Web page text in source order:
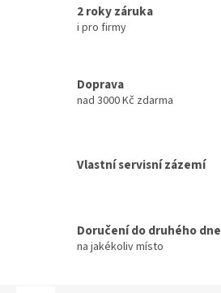
2 roky záruka
i pro firmy
Doprava
nad 3000 Kč zdarma
Vlastní servisní zázemí
Doručení do druhého dne
na jakékoliv místo